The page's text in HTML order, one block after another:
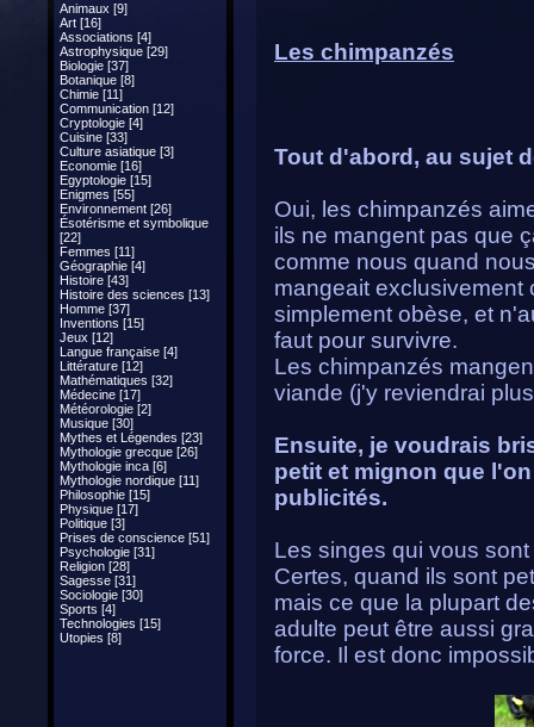
Animaux [9]
Art [16]
Associations [4]
Astrophysique [29]
Biologie [37]
Botanique [8]
Chimie [11]
Communication [12]
Cryptologie [4]
Cuisine [33]
Culture asiatique [3]
Economie [16]
Egyptologie [15]
Enigmes [55]
Environnement [26]
Ésotérisme et symbolique
[22]
Femmes [11]
Géographie [4]
Histoire [43]
Histoire des sciences [13]
Homme [37]
Inventions [15]
Jeux [12]
Langue française [4]
Littérature [12]
Mathématiques [32]
Médecine [17]
Météorologie [2]
Musique [30]
Mythes et Légendes [23]
Mythologie grecque [26]
Mythologie inca [6]
Mythologie nordique [11]
Philosophie [15]
Physique [17]
Politique [3]
Prises de conscience [51]
Psychologie [31]
Religion [28]
Sagesse [31]
Sociologie [30]
Sports [4]
Technologies [15]
Utopies [8]
Les chimpanzés
Tout d'abord, au sujet
Oui, les chimpanzés
ils ne mangent pas que
comme nous quand
mangeait exclusivement
simplement obèse, et
faut pour survivre.
Les chimpanzés
viande (j'y reviendrai
Ensuite, je voudrais
petit et mignon que
publicités.
Les singes qui vous
Certes, quand ils sont
mais ce que la plupart
adulte peut être aussi
force. Il est donc